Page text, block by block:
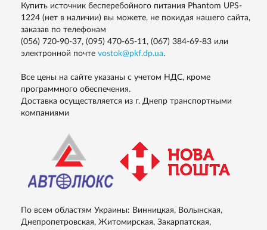
Купить источник бесперебойного питания Phantom UPS-
1224 (нет в наличии) вы можете, не покидая нашего сайта,
заказав по телефонам
(056) 720-90-37, (095) 470-65-11, (067) 384-69-83 или
электронной почте vostok@pkf.dp.ua.
Все цены на сайте указаны с учетом НДС, кроме
программного обеспечения.
Доставка осуществляется из г. Днепр транспортными
компаниями
По всем областям Украины: Винницкая, Волынская,
Днепропетровская, Житомирская, Закарпатская,